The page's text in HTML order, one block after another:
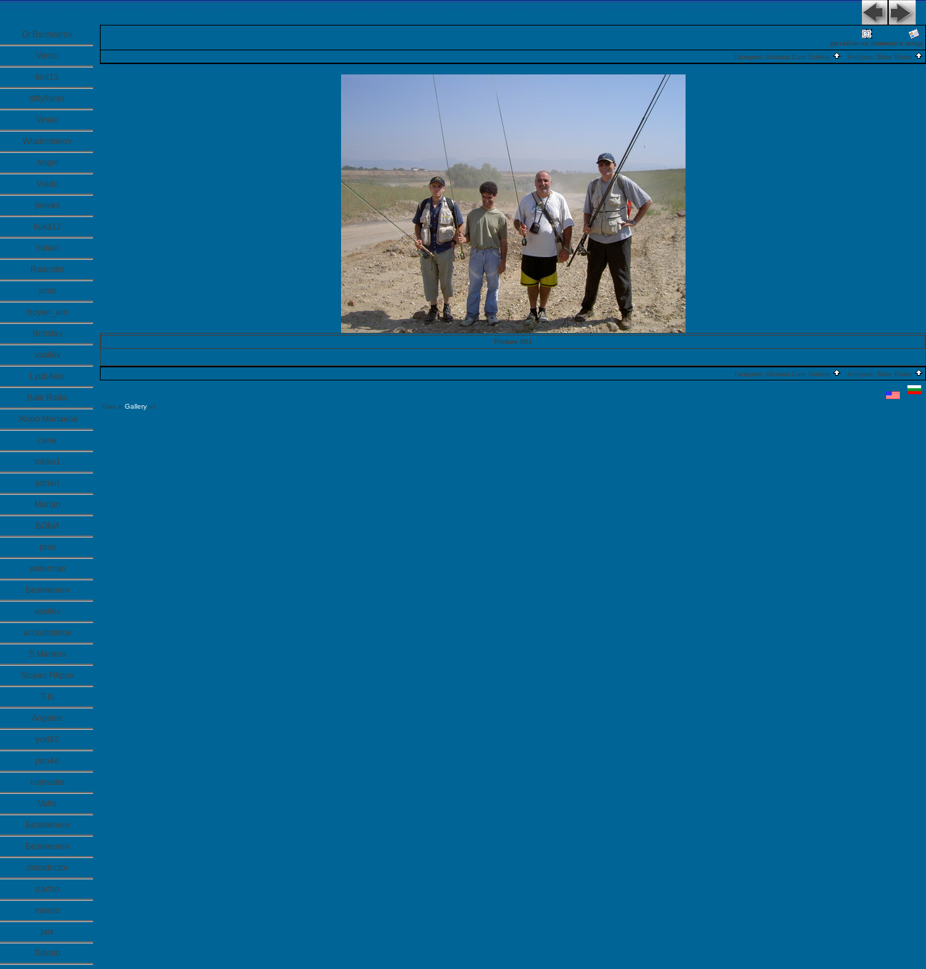
Dr.Bachvarov
Ventzi
kiril13
stflyfisher
Vesko
Wladimmirov
Angel
Vlado
jeeves
kuka12
Yulian
Radostin
sims
boyan_am
Borislav
vasilev
Lyub4eto
Bate Raiko
Жоро Миланов
cene
robko1
adrian
Marian
БОБИ
pras
waterman
Безименен
vasilev
achodimitrov
S.Mankov
Stoyan Filipov
T-to
Angelov
yori92
pen4e
ivanvater
Valio
Безименен
Безименен
dimadoctor
pacho
mawro
jark
Tatkoto
детайли на снимката вход
Галерия: Akulata.Com Gallery Албума: Bate Raiko
Picture 091
Галерия: Akulata.Com Gallery Албума: Bate Raiko
Това е Gallery v1